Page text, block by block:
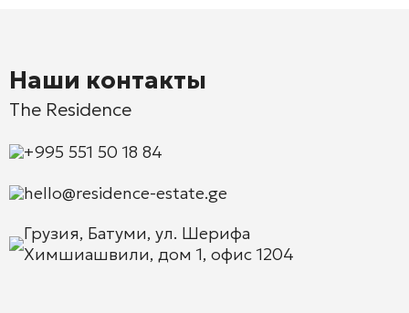
Наши контакты
The Residence
+995 551 50 18 84
hello@residence-estate.ge
Грузия, Батуми, ул. Шерифа
Химшиашвили, дом 1, офис 1204